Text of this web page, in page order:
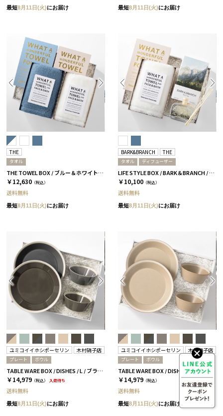
最短8月11日(火)にお届け 最短8月11日(火)にお届け
THE
タオル
THE TOWEL BOX / ブルー＆ホワイト［THE］
￥12,630 （税込）
送料無料
最短8月11日(火)にお届け
BARK&BRANCH THE
タオル ディフューザー
LIFE STYLE BOX / BARK＆BRANCH / ホワイト
￥10,100 （税込）
送料無料
最短8月11日(火)にお届け
ユミコイイホシポーセリン 木村硝子店
プレート ボウル
TABLE WARE BOX / DISHES / L / ブラウン＆ダークグレー［イイホシユミコ×木村硝子店］
￥14,979 （税込） 入荷待ち
送料無料
最短8月11日(火)にお届け
ユミコイイホシポーセリン 木村硝子店
プレート ボウル
TABLE WARE BOX / DISHES / L / ベージュ［イイホシユミコ×木村硝子店］
￥14,979 （税込）
送料無料
最短8月11日(火)にお届け